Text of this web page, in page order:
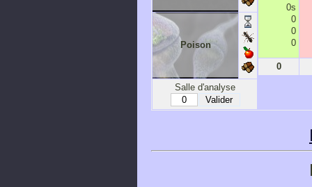
Poison
Salle d'analyse
0s
0
0
0
0